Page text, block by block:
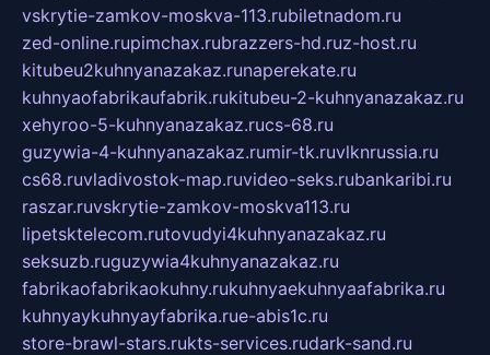
vskrytie-zamkov-moskva-113.rubiletnadom.ru
zed-online.rupimchax.rubrazzers-hd.ruz-host.ru
kitubeu2kuhnyanazakaz.runaperekate.ru
kuhnyaofabrikaufabrik.rukitubeu-2-kuhnyanazakaz.ru
xehyroo-5-kuhnyanazakaz.rucs-68.ru
guzywia-4-kuhnyanazakaz.rumir-tk.ruvlknrussia.ru
cs68.ruvladivostok-map.ruvideo-seks.rubankaribi.ru
raszar.ruvskrytie-zamkov-moskva113.ru
lipetsktelecom.rutovudyi4kuhnyanazakaz.ru
seksuzb.ruguzywia4kuhnyanazakaz.ru
fabrikaofabrikaokuhny.rukuhnyaekuhnyaafabrika.ru
kuhnyaykuhnyayfabrika.rue-abis1c.ru
store-brawl-stars.rukts-services.rudark-sand.ru